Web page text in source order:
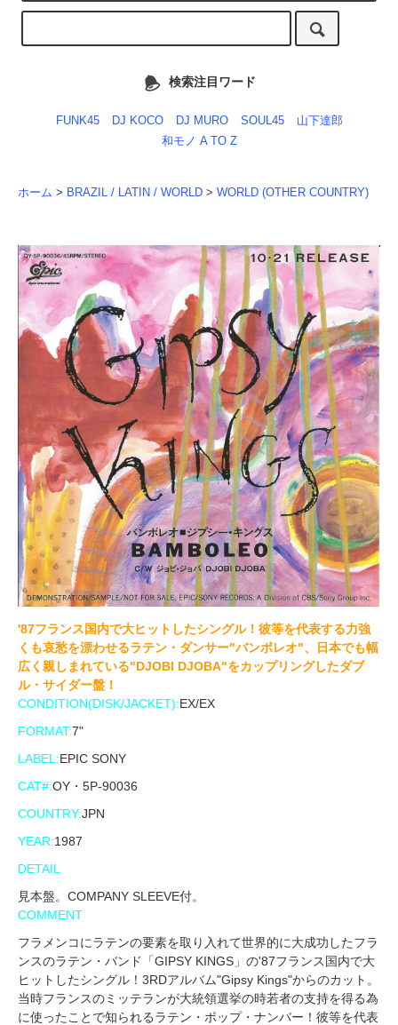
検索注目ワード
FUNK45 DJ KOCO DJ MURO SOUL45
山下達郎
和モノ A TO Z
ホーム > BRAZIL / LATIN / WORLD > WORLD (OTHER COUNTRY)
'87フランス国内で大ヒットしたシングル！彼等を代表する力強
くも哀愁を漂わせるラテン・ダンサー"バンボレオ"、日本でも幅
広く親しまれている"DJOBI DJOBA"をカップリングしたダブ
ル・サイダー盤！
CONDITION(DISK/JACKET):EX/EX
FORMAT:7"
LABEL:EPIC SONY
CAT#:OY・5P-90036
COUNTRY:JPN
YEAR:1987
DETAIL
見本盤。COMPANY SLEEVE付。
COMMENT
フラメンコにラテンの要素を取り入れて世界的に大成功したフラ
ンスのラテン・バンド「GIPSY KINGS」の'87フランス国内で大
ヒットしたシングル！3RDアルバム"Gipsy Kings"からのカット。
当時フランスのミッテランが大統領選挙の時若者の支持を得る為
に使ったことで知られるラテン・ポップ・ナンバー！彼等を代表